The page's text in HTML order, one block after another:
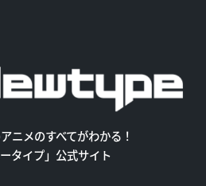
ニメのすべてがわかる！
ータイプ」公式サイト